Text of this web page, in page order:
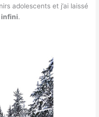
adolescents et j’ai laissé
infini.